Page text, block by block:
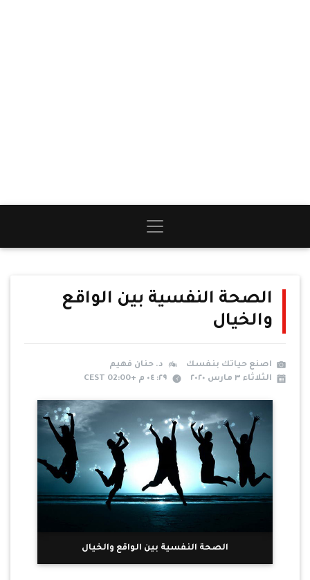
الصحة النفسية بين الواقع
والخيال
اصنع حياتك بنفسك
د. حنان فهيم
الثلاثاء ٣ مارس ٢٠٢٠
٢٩: ٠٤ م +02:00 CEST
الصحة النفسية بين الواقع والخيال